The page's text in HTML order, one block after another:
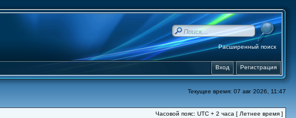
Расширенный поиск
Регистрация
Вход
Текущее время: 07 авг 2026, 11:47
Часовой пояс: UTC + 2 часа [ Летнее время ]